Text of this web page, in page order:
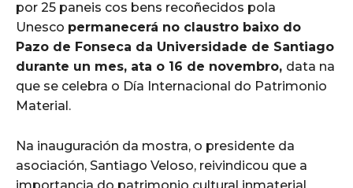
por 25 paneis cos bens recoñecidos pola
Unesco permanecerá no claustro baixo do
Pazo de Fonseca da Universidade de Santiago
durante un mes, ata o 16 de novembro, data na
que se celebra o Día Internacional do Patrimonio
Material.
Na inauguración da mostra, o presidente da
asociación, Santiago Veloso, reivindicou que a
importancia do patrimonio cultural inmaterial